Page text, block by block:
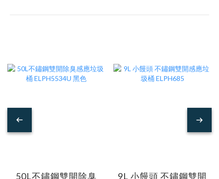
自動打包垃圾桶可在垃圾滿時自動封口打包， 您不需手動綁
50L不鏽鋼雙開除臭
9L 小饅頭 不鏽鋼雙開